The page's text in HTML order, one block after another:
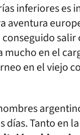
inferiores es
aventura
mucho en el
en el viejo
Tanto en